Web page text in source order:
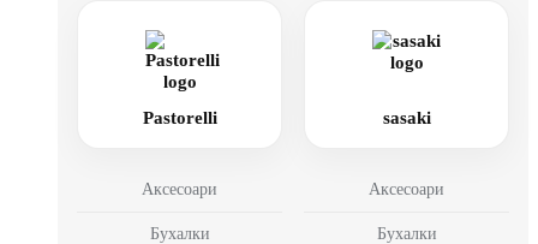
Pastorelli
Аксесоари
Бухалки
sasaki
Аксесоари
Бухалки